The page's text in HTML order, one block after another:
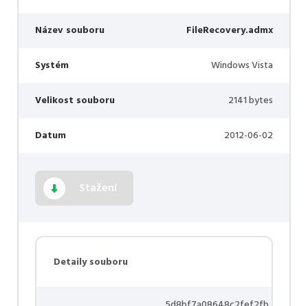
Název souboru FileRecovery.admx
Systém Windows Vista
Velikost souboru 2141 bytes
Datum 2012-06-02
Stažení
Detaily souboru